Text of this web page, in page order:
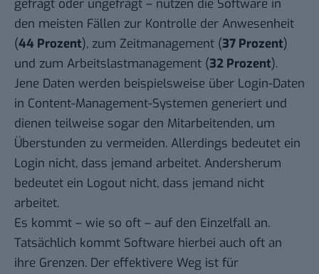
gefragt oder ungefragt – nutzen die Software in
den meisten Fällen zur Kontrolle der Anwesenheit
(44 Prozent), zum Zeitmanagement (37 Prozent)
und zum Arbeitslastmanagement (32 Prozent).
Jene Daten werden beispielsweise über Login-Daten
in Content-Management-Systemen generiert und
dienen teilweise sogar den Mitarbeitenden, um
Überstunden zu vermeiden. Allerdings bedeutet ein
Login nicht, dass jemand arbeitet. Andersherum
bedeutet ein Logout nicht, dass jemand nicht
arbeitet.
Es kommt – wie so oft – auf den Einzelfall an.
Tatsächlich kommt Software hierbei auch oft an
ihre Grenzen. Der effektivere Weg ist für